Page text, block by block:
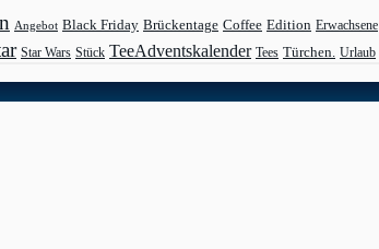
Angebot Black Friday Brückentage Coffee Edition Erwachsene
Star Wars Stück TeeAdventskalender Tees Türchen. Urlaub